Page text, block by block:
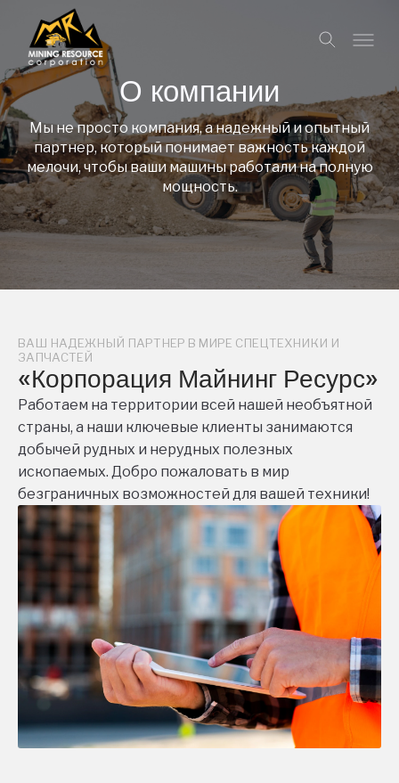
О компании
Мы не просто компания, а надежный и опытный
партнер, который понимает важность каждой
мелочи, чтобы ваши машины работали на полную
мощность.
ВАШ НАДЕЖНЫЙ ПАРТНЕР В МИРЕ СПЕЦТЕХНИКИ И
ЗАПЧАСТЕЙ
«Корпорация Майнинг Ресурс»
Работаем на территории всей нашей необъятной
страны, а наши ключевые клиенты занимаются
добычей рудных и нерудных полезных
ископаемых. Добро пожаловать в мир
безграничных возможностей для вашей техники!